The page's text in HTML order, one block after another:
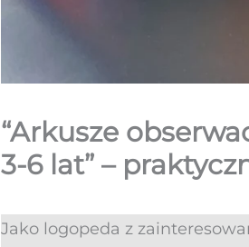
“Arkusze
3-6 lat” –
Jako logopeda z